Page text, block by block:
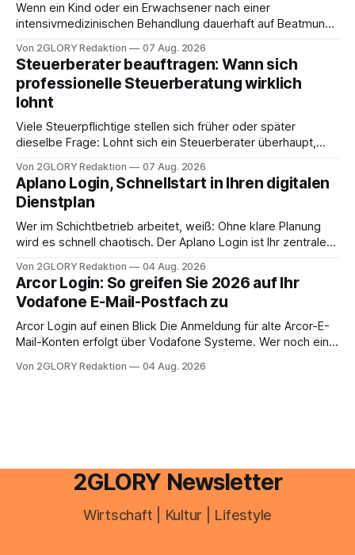
Wenn ein Kind oder ein Erwachsener nach einer
intensivmedizinischen Behandlung dauerhaft auf Beatmung
angewiesen ist, stellt sich für Familien eine schwierige
Frage: Muss die Versorgung dauerhaft in der Klinik bleiben –
oder ist ein Leben zu Hause möglich? Die außerklinische
Intensivpflege bietet genau diese Alternative: Sie
Von 2GLORY Redaktion 07 Aug. 2026
Steuerberater beauftragen: Wann sich
professionelle Steuerberatung wirklich
lohnt
Viele Steuerpflichtige stellen sich früher oder später
dieselbe Frage: Lohnt sich ein Steuerberater überhaupt,
erledigen? Die kurze Antwort: Bei einfachen
Einkommensverhältnissen reicht häufig eine Steuersoftware
aus – sobald jedoch mehrere Einkunftsarten
zusammentreffen oder größere finanzielle Veränderungen
anstehen, zahlt sich professionelle Unterstützung meist
Von 2GLORY Redaktion 07 Aug. 2026
Aplano Login, Schnellstart in Ihren digitalen
Dienstplan
Wer im Schichtbetrieb arbeitet, weiß: Ohne klare Planung
wird es schnell chaotisch. Der Aplano Login ist Ihr zentraler
abwesenheiten und die gesamte kommunikation rund um
Ihr personal digital zu organisieren. In diesem Leitfaden
erfahren Sie alles, was Sie für einen reibungslosen Einstieg
brauchen, von der Registrierung
Von 2GLORY Redaktion 04 Aug. 2026
Arcor Login: So greifen Sie 2026 auf Ihr
Vodafone E-Mail-Postfach zu
Arcor Login auf einen Blick Die Anmeldung für alte Arcor-E-
Mail-Konten erfolgt über Vodafone Systeme. Wer noch eine
besitzt, loggt sich heute über das Vodafone E-Mail & Cloud
Von 2GLORY Redaktion 04 Aug. 2026
2GLORY Newsletter
Wirtschaft | Kultur | Lifestyle